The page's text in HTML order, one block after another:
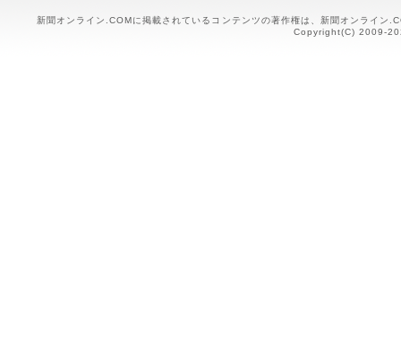
新聞オンライン.COMに掲載されているコンテンツの著作権は、新聞オンライン
Copyright(C) 2009-